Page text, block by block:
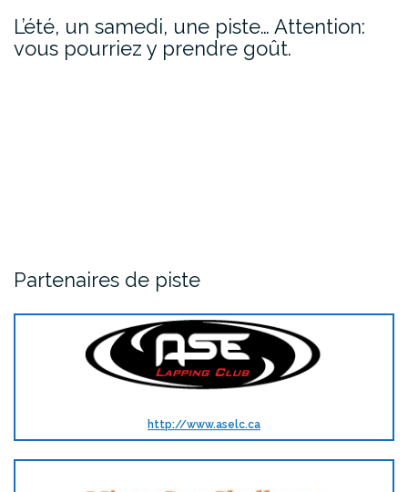
L’été, un samedi, une piste… Attention:
vous pourriez y prendre goût.
Partenaires de piste
http://www.aselc.ca